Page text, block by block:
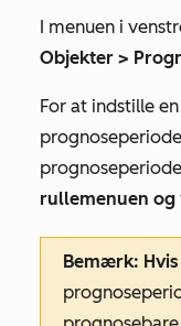
I menuen i
Objekter >
For at indstille
rullemenuen og
Bemærk: Hvis